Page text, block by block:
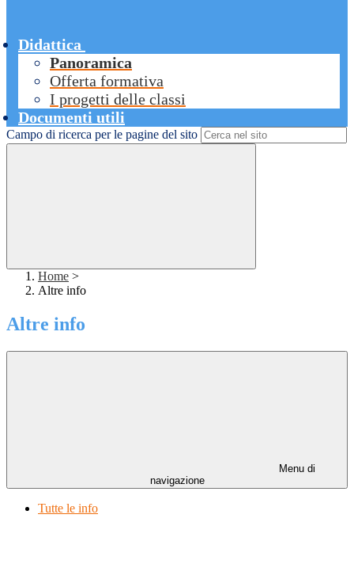
Didattica
Panoramica
Offerta formativa
I progetti delle classi
Documenti utili
Campo di ricerca per le pagine del sito
Home >
Altre info
Altre info
Menu di
navigazione
Tutte le info